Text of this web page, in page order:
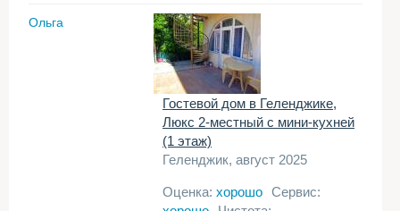
Ольга
Гостевой дом в Геленджике,
Люкс 2-местный с мини-кухней
(1 этаж)
Геленджик, август 2025
Оценка: хорошо Сервис: